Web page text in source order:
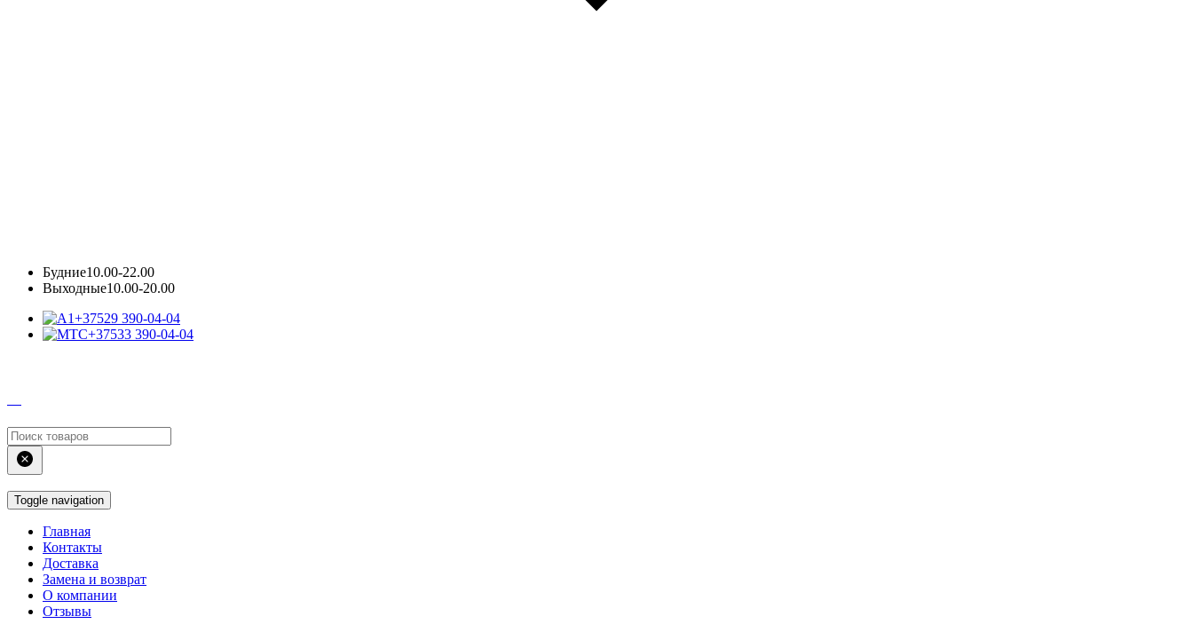
Будние10.00-22.00
Выходные10.00-20.00
+37529 390-04-04
+37533 390-04-04
Toggle navigation
Главная
Контакты
Доставка
Замена и возврат
О компании
Отзывы